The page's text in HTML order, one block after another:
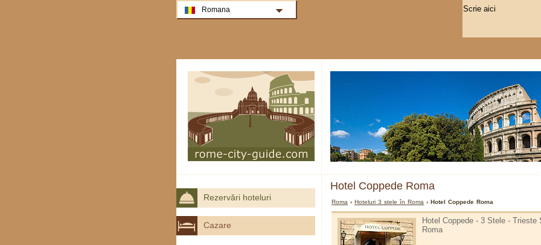
Hotel Coppede Roma
Roma ›Hoteluri 3 stele în Roma › Hotel Coppede Roma
Hotel Coppede - 3 Stele - Trieste
Roma
Rezervări hoteluri
Cazare
Romana